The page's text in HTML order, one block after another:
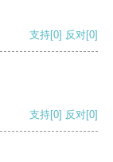
支持[0] 反对[0]
支持[0] 反对[0]